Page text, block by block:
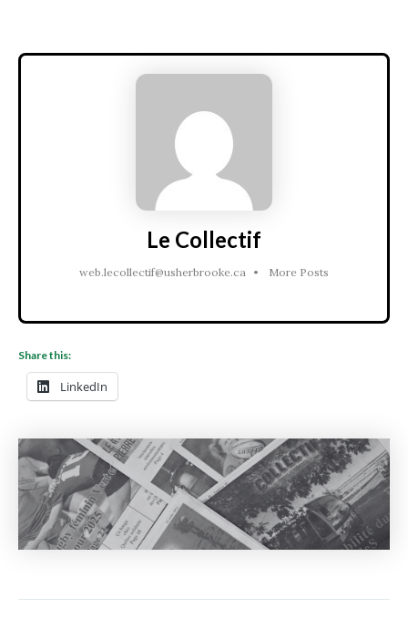
Le Collectif
web.lecollectif@usherbrooke.ca • More Posts
Share this:
LinkedIn